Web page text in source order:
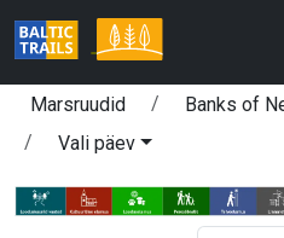
Marsruudid
Banks of
Vali päev